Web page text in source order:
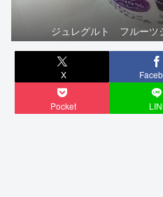
ジュレグルト フルー
X
Pocket